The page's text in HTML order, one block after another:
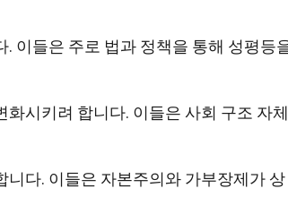
이들은 주로 법과 정책을 통해 성평등
시키려 합니다. 이들은 사회 구조 자체
다. 이들은 자본주의와 가부장제가 상